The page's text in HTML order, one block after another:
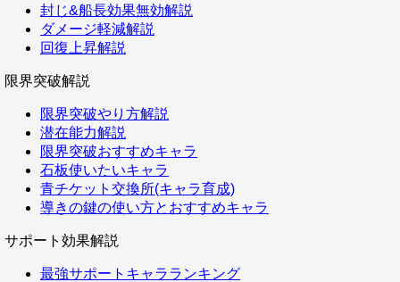
封じ&船長効果無効解説
ダメージ軽減解説
回復上昇解説
限界突破解説
限界突破やり方解説
潜在能力解説
限界突破おすすめキャラ
石板使いたいキャラ
青チケット交換所(キャラ育成)
導きの鍵の使い方とおすすめキャラ
サポート効果解説
最強サポートキャラランキング